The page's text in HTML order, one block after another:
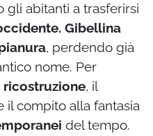
gli abitanti a trasferirsi
Gibellina
, perdendo già
nome. Per
, il
il compito alla fantasia
del tempo.